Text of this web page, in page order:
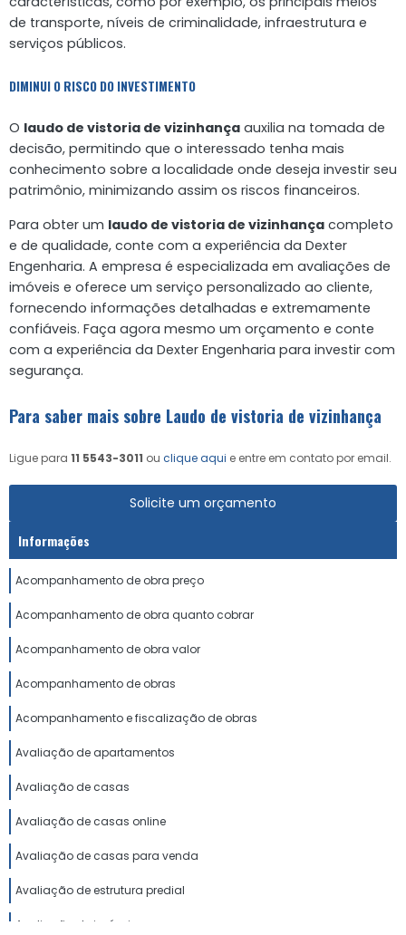
de transporte, níveis de criminalidade, infraestrutura e
serviços públicos.
DIMINUI O RISCO DO INVESTIMENTO
O laudo de vistoria de vizinhança auxilia na tomada de
decisão, permitindo que o interessado tenha mais
conhecimento sobre a localidade onde deseja investir seu
patrimônio, minimizando assim os riscos financeiros.
Para obter um laudo de vistoria de vizinhança completo
e de qualidade, conte com a experiência da Dexter
Engenharia. A empresa é especializada em avaliações de
imóveis e oferece um serviço personalizado ao cliente,
fornecendo informações detalhadas e extremamente
confiáveis. Faça agora mesmo um orçamento e conte
com a experiência da Dexter Engenharia para investir com
segurança.
Para saber mais sobre Laudo de vistoria de vizinhança
Ligue para 11 5543-3011 ou clique aqui e entre em contato por email.
Solicite um orçamento
Informações
Acompanhamento de obra preço
Acompanhamento de obra quanto cobrar
Acompanhamento de obra valor
Acompanhamento de obras
Acompanhamento e fiscalização de obras
Avaliação de apartamentos
Avaliação de casas
Avaliação de casas online
Avaliação de casas para venda
Avaliação de estrutura predial
Avaliação de imóveis preço